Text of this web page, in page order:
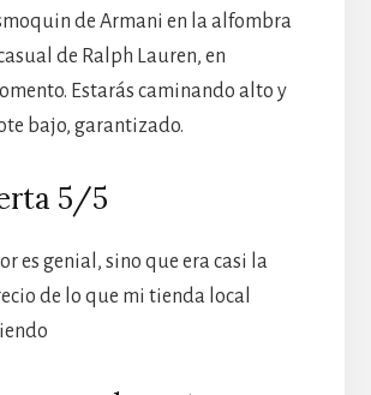
de Armani en la alfombra
de Ralph Lauren, en
Estarás caminando alto y
bajo, garantizado.
5/5
es genial, sino que era casi la
de lo que mi tienda local